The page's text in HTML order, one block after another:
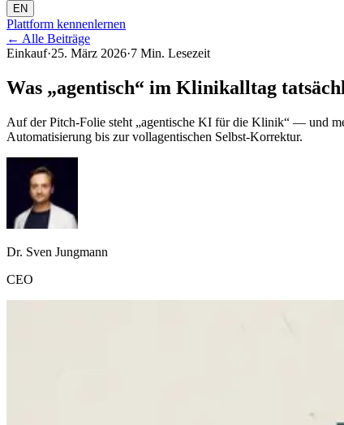
EN
Plattform kennenlernen
← Alle Beiträge
Einkauf·25. März 2026·7 Min. Lesezeit
Was „agentisch“ im Klinikalltag
Auf der Pitch-Folie steht „agentische KI für die Klinik“ — und
Automatisierung bis zur vollagentischen Selbst-Korrektur.
Dr. Sven Jungmann
CEO